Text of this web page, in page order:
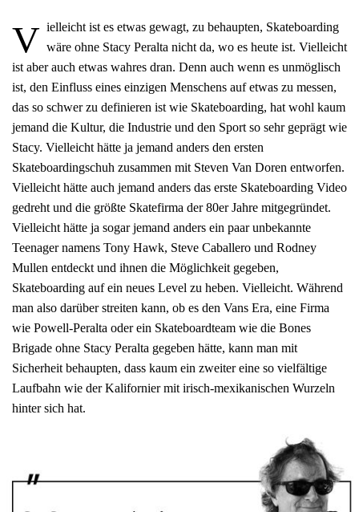
V ielleicht ist es etwas gewagt, zu behaupten, Skateboarding
wäre ohne Stacy Peralta nicht da, wo es heute ist. Vielleicht
ist aber auch etwas wahres dran. Denn auch wenn es unmöglisch
ist, den Einfluss eines einzigen Menschens auf etwas zu messen,
das so schwer zu definieren ist wie Skateboarding, hat wohl kaum
jemand die Kultur, die Industrie und den Sport so sehr geprägt wie
Stacy. Vielleicht hätte ja jemand anders den ersten
Skateboardingschuh zusammen mit Steven Van Doren entworfen.
Vielleicht hätte auch jemand anders das erste Skateboarding Video
gedreht und die größte Skatefirma der 80er Jahre mitgegründet.
Vielleicht hätte ja sogar jemand anders ein paar unbekannte
Teenager namens Tony Hawk, Steve Caballero und Rodney
Mullen entdeckt und ihnen die Möglichkeit gegeben,
Skateboarding auf ein neues Level zu heben. Vielleicht. Während
man also darüber streiten kann, ob es den Vans Era, eine Firma
wie Powell-Peralta oder ein Skateboardteam wie die Bones
Brigade ohne Stacy Peralta gegeben hätte, kann man mit
Sicherheit behaupten, dass kaum ein zweiter eine so vielfältige
Laufbahn wie der Kalifornier mit irisch-mexikanischen Wurzeln
hinter sich hat.